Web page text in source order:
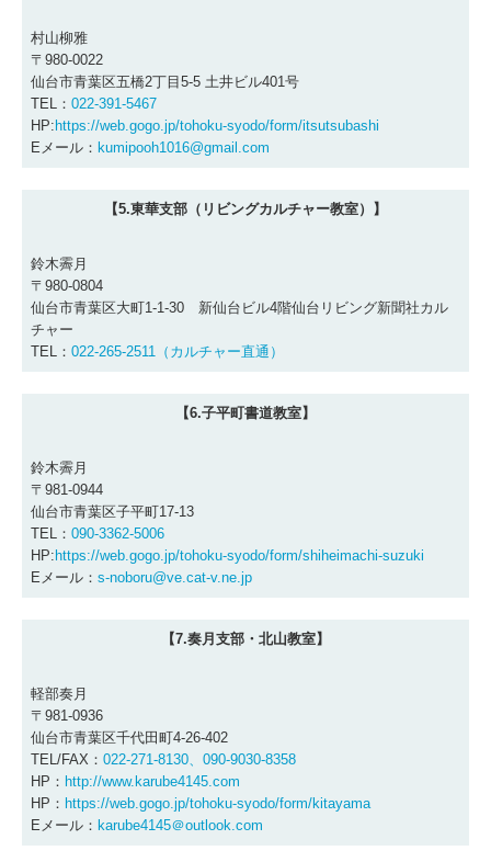
村山柳雅
〒980-0022
仙台市青葉区五橋2丁目5-5 土井ビル401号
TEL： 022-391-5467
HP:https://web.gogo.jp/tohoku-syodo/form/itsutsubashi
Eメール： kumipooh1016@gmail.com
【5.東華支部（リビングカルチャー教室）】
鈴木霽月
〒980-0804
仙台市青葉区大町1-1-30 新仙台ビル4階仙台リビング新聞社カル
チャー
TEL： 022-265-2511（カルチャー直通）
【6.子平町書道教室】
鈴木霽月
〒981-0944
仙台市青葉区子平町17-13
TEL： 090-3362-5006
HP:https://web.gogo.jp/tohoku-syodo/form/shiheimachi-suzuki
Eメール： s-noboru@ve.cat-v.ne.jp
【7.奏月支部・ 北山教室】
軽部奏月
〒981-0936
仙台市青葉区千代田町4-26-402
TEL/FAX： 022-271-8130、 090-9030-8358
HP： http://www.karube4145.com
HP： https://web.gogo.jp/tohoku-syodo/form/kitayama
Eメール： karube4145＠outlook.com